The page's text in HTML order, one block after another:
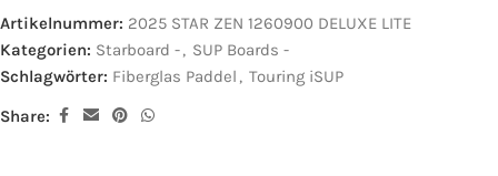
Artikelnummer: 2025 STAR ZEN 1260900 DELUXE LITE
Kategorien: Starboard -, SUP Boards -
Schlagwörter: Fiberglas Paddel , Touring iSUP
Share: